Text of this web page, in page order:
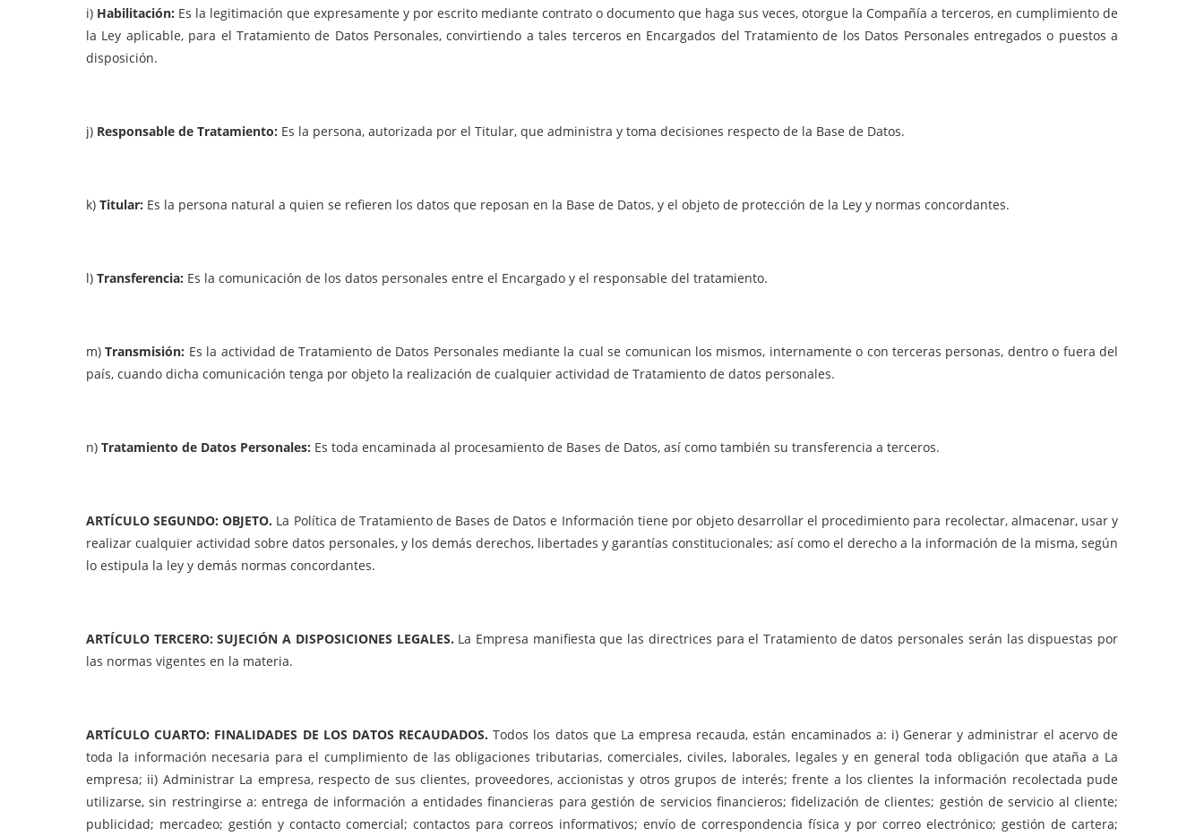
i) Habilitación: Es la legitimación que expresamente y por escrito mediante contrato o documento que haga sus veces, otorgue la Compañía a terceros, en cumplimiento de
la Ley aplicable, para el Tratamiento de Datos Personales, convirtiendo a tales terceros en Encargados del Tratamiento de los Datos Personales entregados o puestos a
disposición.
j) Responsable de Tratamiento: Es la persona, autorizada por el Titular, que administra y toma decisiones respecto de la Base de Datos.
k) Titular: Es la persona natural a quien se refieren los datos que reposan en la Base de Datos, y el objeto de protección de la Ley y normas concordantes.
l) Transferencia: Es la comunicación de los datos personales entre el Encargado y el responsable del tratamiento.
m)Transmisión: Es la actividad de Tratamiento de Datos Personales mediante la cual se comunican los mismos, internamente o con terceras personas, dentro o fuera del
país, cuando dicha comunicación tenga por objeto la realización de cualquier actividad de Tratamiento de datos personales.
n) Tratamiento de Datos Personales: Es toda encaminada al procesamiento de Bases de Datos, así como también su transferencia a terceros.
ARTÍCULO SEGUNDO: OBJETO. La Política de Tratamiento de Bases de Datos e Información tiene por objeto desarrollar el procedimiento para recolectar, almacenar, usar y
realizar cualquier actividad sobre datos personales, y los demás derechos, libertades y garantías constitucionales; así como el derecho a la información de la misma, según
lo estipula la ley y demás normas concordantes.
ARTÍCULO TERCERO: SUJECIÓN A DISPOSICIONES LEGALES. La Empresa manifiesta que las directrices para el Tratamiento de datos personales serán las dispuestas por
las normas vigentes en la materia.
ARTÍCULO CUARTO: FINALIDADES DE LOS DATOS RECAUDADOS. Todos los datos que La empresa recauda, están encaminados a: i) Generar y administrar el acervo de
toda la información necesaria para el cumplimiento de las obligaciones tributarias, comerciales, civiles, laborales, legales y en general toda obligación que ataña a La
empresa; ii) Administrar La empresa, respecto de sus clientes, proveedores, accionistas y otros grupos de interés; frente a los clientes la información recolectada pude
utilizarse, sin restringirse a: entrega de información a entidades financieras para gestión de servicios financieros; fidelización de clientes; gestión de servicio al cliente;
publicidad; mercadeo; gestión y contacto comercial; contactos para correos informativos; envío de correspondencia física y por correo electrónico; gestión de cartera;